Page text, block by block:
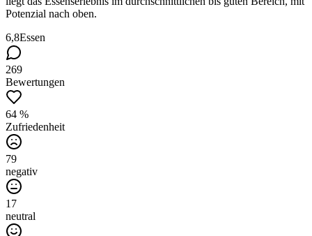
Potenzial nach oben.
6,8Essen
269
Bewertungen
64 %
Zufriedenheit
79
negativ
17
neutral